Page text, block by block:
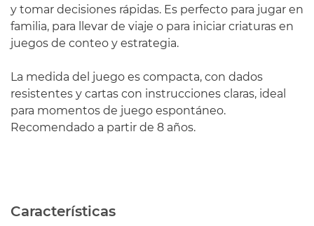
y tomar decisiones rápidas. Es perfecto para jugar en
familia, para llevar de viaje o para iniciar criaturas en
juegos de conteo y estrategia.
La medida del juego es compacta, con dados
resistentes y cartas con instrucciones claras, ideal
para momentos de juego espontáneo.
Recomendado a partir de 8 años.
Características